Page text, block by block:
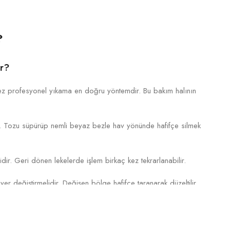
profesyonel yıkama en doğru yöntemdir. Bu bakım halının
Tozu süpürüp nemli beyaz bezle hav yönünde hafifçe silmek
Geri dönen lekelerde işlem birkaç kez tekrarlanabilir.
değiştirmelidir. Değişen bölge hafifçe taranarak düzeltilir.